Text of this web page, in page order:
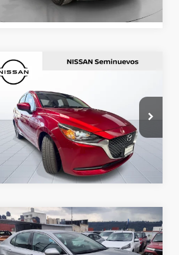
2022MAZDA2
Nissan Autocom Morelia Madero
VIN:3MDDJBTV0NM451096Valores:613091
Reservado 111,491 km
Precio:
CONTACTAR UN
ASESOR
OBTÉN FINANCIAMIENTO
Comparar vehículo
2022TOYOTA CAMRY
XLE HV
Precio: $425,000
CONTACTAR UN
Comparar vehículo